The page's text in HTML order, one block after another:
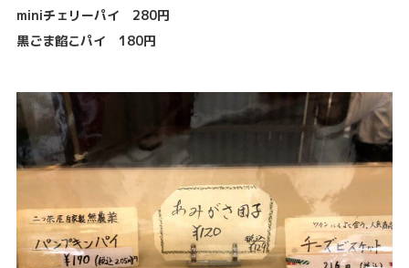
miniチェリーパイ 280円
黒ごま餡こパイ 180円